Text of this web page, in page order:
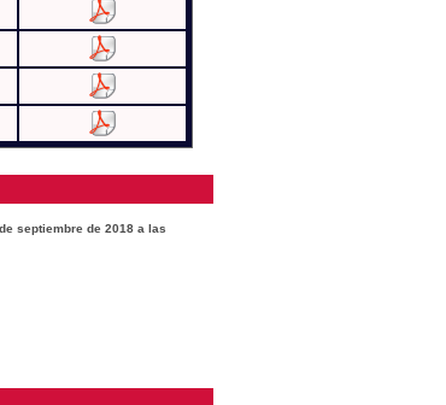
septiembre de 2018 a las